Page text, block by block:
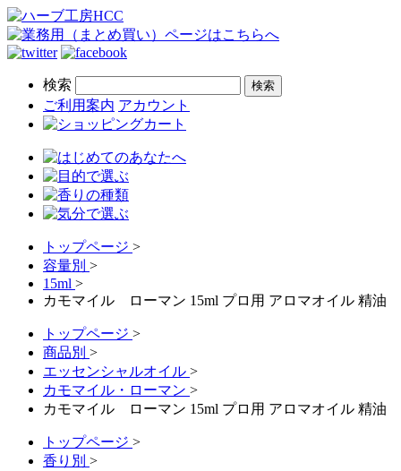
検索
ご利用案内 アカウント
トップページ >
容量別 >
15ml >
カモマイル ローマン 15ml プロ用 アロマオイル 精油
トップページ >
商品別 >
エッセンシャルオイル >
カモマイル・ローマン >
カモマイル ローマン 15ml プロ用 アロマオイル 精油
トップページ >
香り別 >